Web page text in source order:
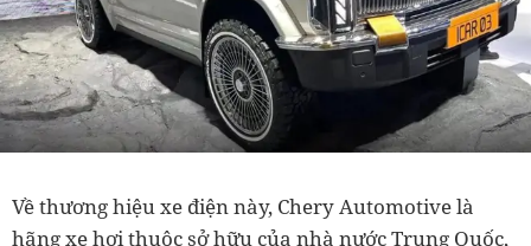
Về thương hiệu xe điện này, Chery Automotive là
hãng xe hơi thuộc sở hữu của nhà nước Trung Quốc,